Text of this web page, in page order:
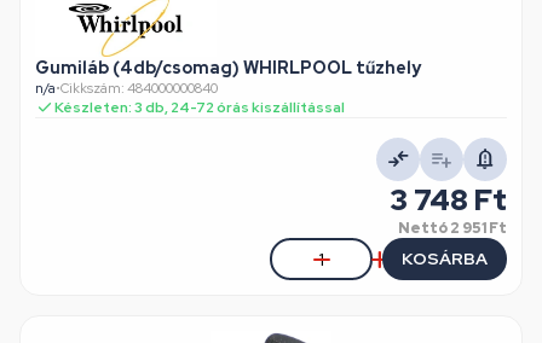
Gumiláb (4db/csomag) WHIRLPOOL tűzhely
n/a•Cikkszám: 484000000840
Készleten: 3 db, 24-72 órás kiszállítással
3 748 Ft
Nettó2 951 Ft
KOSÁRBA